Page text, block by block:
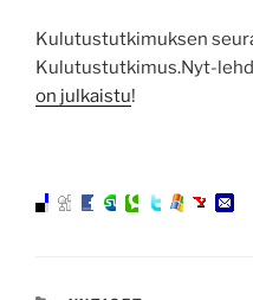
Kulutustutkimuksen
Kulutustutkimus.Nyt-
on julkaistu!